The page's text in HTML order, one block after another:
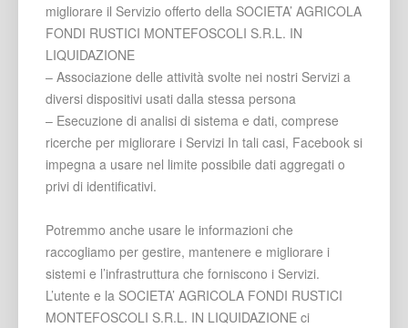
migliorare il Servizio offerto della SOCIETA’ AGRICOLA
FONDI RUSTICI MONTEFOSCOLI S.R.L. IN
LIQUIDAZIONE
– Associazione delle attività svolte nei nostri Servizi a
diversi dispositivi usati dalla stessa persona
– Esecuzione di analisi di sistema e dati, comprese
ricerche per migliorare i Servizi In tali casi, Facebook si
impegna a usare nel limite possibile dati aggregati o
privi di identificativi.
Potremmo anche usare le informazioni che
raccogliamo per gestire, mantenere e migliorare i
sistemi e l’infrastruttura che forniscono i Servizi.
L’utente e la SOCIETA’ AGRICOLA FONDI RUSTICI
MONTEFOSCOLI S.R.L. IN LIQUIDAZIONE ci